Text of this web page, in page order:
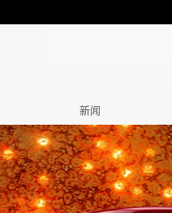
新闻